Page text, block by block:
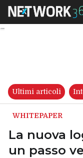
Ultimi articoli
WHITEPAPER
La nuova
un passo